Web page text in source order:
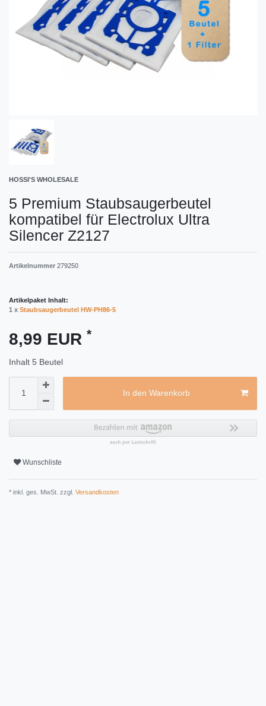
HOSSI'S WHOLESALE
5 Premium Staubsaugerbeutel
kompatibel für Electrolux Ultra
Silencer Z2127
Artikelnummer 279250
Artikelpaket Inhalt:
1 x Staubsaugerbeutel HW-PH86-5
8,99 EUR *
Inhalt 5 Beutel
In den Warenkorb
Wunschliste
* inkl. ges. MwSt. zzgl. Versandkosten